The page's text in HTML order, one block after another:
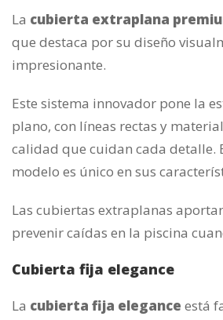
La cubierta extraplana
que destaca por su diseño
impresionante.
Este sistema innovador pone la
plano, con líneas rectas y
calidad que cuidan cada detalle.
modelo es único en sus
Las cubiertas extraplanas
prevenir caídas en la piscina
Cubierta fija elegance
La cubierta fija elegance está